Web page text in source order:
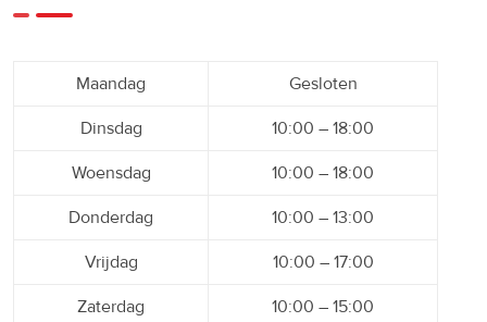
Maandag Gesloten
Dinsdag 10:00 – 18:00
Woensdag 10:00 – 18:00
Donderdag 10:00 – 13:00
Vrijdag 10:00 – 17:00
Zaterdag 10:00 – 15:00